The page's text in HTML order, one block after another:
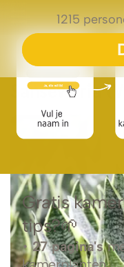
Plantengids
Sansevieria